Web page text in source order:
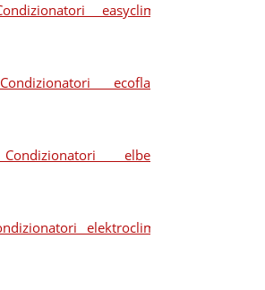
easyclima
ecoflam
elberg
elektroclima